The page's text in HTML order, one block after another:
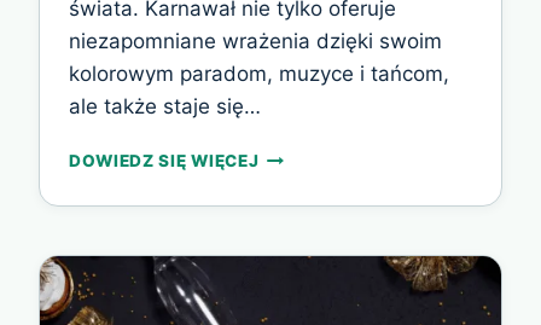
świata. Karnawał nie tylko oferuje
niezapomniane wrażenia dzięki swoim
kolorowym paradom, muzyce i tańcom,
ale także staje się…
DOWIEDZ SIĘ WIĘCEJKARNAWAŁ
LONDYNIE
DO